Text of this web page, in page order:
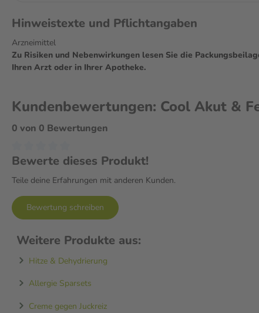
Hinweistexte und Pflichtangaben
Arzneimittel
Zu Risiken und Nebenwirkungen lesen Sie die
Ihren Arzt oder in Ihrer Apotheke.
Kundenbewertungen: Cool Akut &
0 von 0 Bewertungen
Bewerte dieses Produkt!
Teile deine Erfahrungen mit anderen Kunden.
Bewertung schreiben
Weitere Produkte aus:
Hitze & Dehydrierung
Allergie Sparsets
Creme gegen Juckreiz